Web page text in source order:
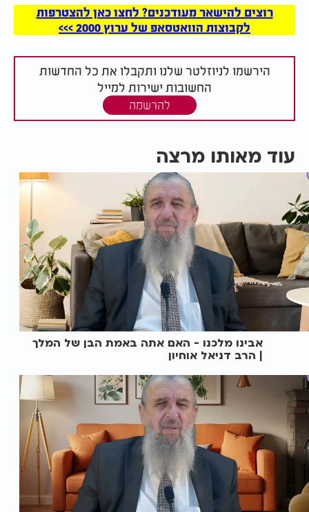
רוצים להישאר מעודכנים? לחצו כאן להצטרפות
לקבוצות הוואטסאפ של ערוץ 2000 >>>
הירשמו לניוזלטר שלנו ותקבלו את כל החדשות
החשובות ישירות למייל
להרשמה
עוד מאותו מרצה
אבינו מלכנו - האם אתה באמת הבן של המלך
| הרב דניאל אוחיון